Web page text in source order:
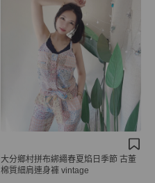
大分鄉村拼布綁繩春夏焰日季節 古董
棉質細肩連身褲 vintage